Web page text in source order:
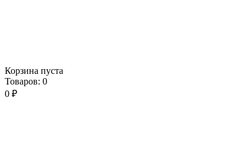
Корзина пуста
Товаров: 0
0 ₽